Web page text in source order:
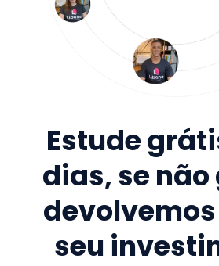
Estude
dias, se
seu